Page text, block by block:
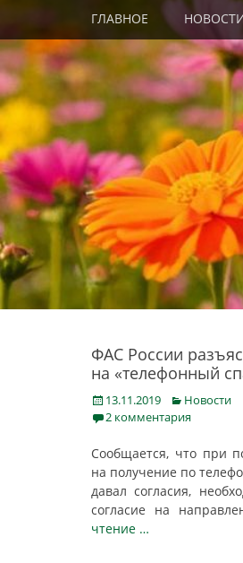
content
Primary Menu
ГЛАВНОЕ
ФАС России
на «телефонный
Posted
on
13.11.2019 Categories
Новости
2 комментария
Сообщается, что при
на получение по
давал согласия,
согласие на
чтение …